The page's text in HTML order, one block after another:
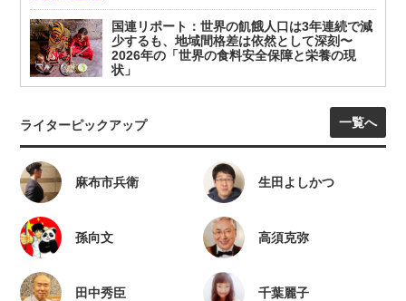
国連リポート：世界の飢餓人口は3年連続で減
少するも、地域間格差は依然として深刻〜
2026年の「世界の食料安全保障と栄養の現
状」
ライターピックアップ 一覧へ
麻布市兵衛 生田よしかつ
孫向文 高須克弥
田中秀臣 千葉麗子